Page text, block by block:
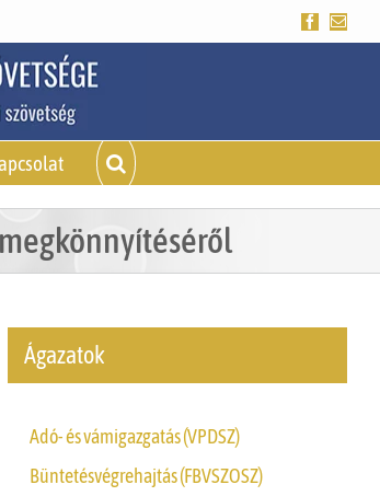
Facebook
Ágazatok
Adó- és vámigazgatás (VPDSZ)
Büntetésvégrehajtás (FBVSZOSZ)